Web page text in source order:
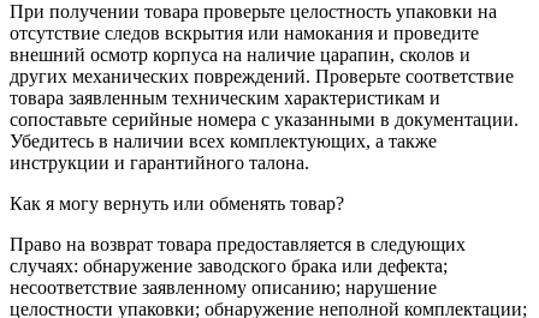
При получении товара проверьте целостность упаковки на
отсутствие следов вскрытия или намокания и проведите
внешний осмотр корпуса на наличие царапин, сколов и
других механических повреждений. Проверьте соответствие
товара заявленным техническим характеристикам и
сопоставьте серийные номера с указанными в документации.
Убедитесь в наличии всех комплектующих, а также
инструкции и гарантийного талона.
Как я могу вернуть или обменять товар?
Право на возврат товара предоставляется в следующих
случаях: обнаружение заводского брака или дефекта;
несоответствие заявленному описанию; нарушение
целостности упаковки; обнаружение неполной комплектации;